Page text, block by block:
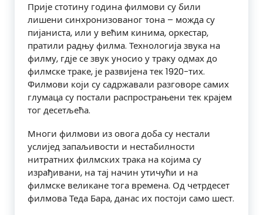
Прије стотину година филмови су били
лишени синхронизованог тона – можда су
пијаниста, или у већим кинима, оркестар,
пратили радњу филма. Технологија звука на
филму, гдје се звук уносио у траку одмах до
филмске траке, је развијена тек 1920-тих.
Филмови који су садржавали разговоре самих
глумаца су постали распрострањени тек крајем
тог десетљећа.
Многи филмови из овога доба су нестали
услијед запаљивости и нестабилности
нитратних филмских трака на којима су
израђивани, на тај начин утичући и на
филмске великане тога времена. Од четрдесет
филмова Теда Бара, данас их постоји само шест.